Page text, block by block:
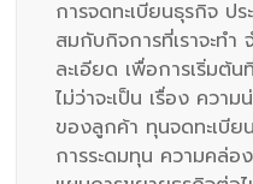
การจดทะเบียนธุรกิจ ปร
สมกับกิจการที่เราจะทำ
ละเอียด เพื่อการเริ่มต้น
ไม่ว่าจะเป็น เรื่อง ควา
ของลูกค้า ทุนจดทะเบีย
การระดมทุน ความคล่อ